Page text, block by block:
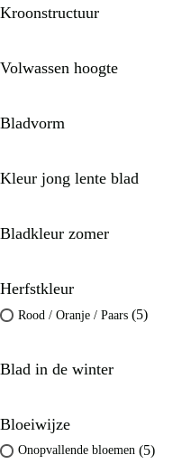
Kroonstructuur
Volwassen hoogte
Bladvorm
Kleur jong lente blad
Bladkleur zomer
Herfstkleur
Rood / Oranje / Paars (5)
Blad in de winter
Bloeiwijze
Onopvallende bloemen (5)